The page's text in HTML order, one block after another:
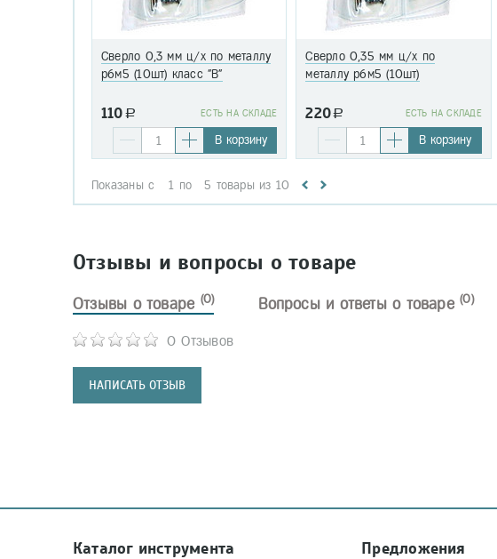
Сверло 0,3 мм ц/х по металлу
р6м5 (10шт) класс "В"
110 a EСТЬ НА СКЛАДЕ
В корзину
Сверло 0,35 мм ц/х по
металлу р6м5 (10шт)
220a EСТЬ НА СКЛАДЕ
В корзину
Показаны с 1 по 5 товары из 10
Отзывы и вопросы о товаре
Отзывы о товаре (0)
0 Отзывов
НАПИСАТЬ ОТЗЫВ
Вопросы и ответы о товаре(0)
Каталог инструмента Предложения